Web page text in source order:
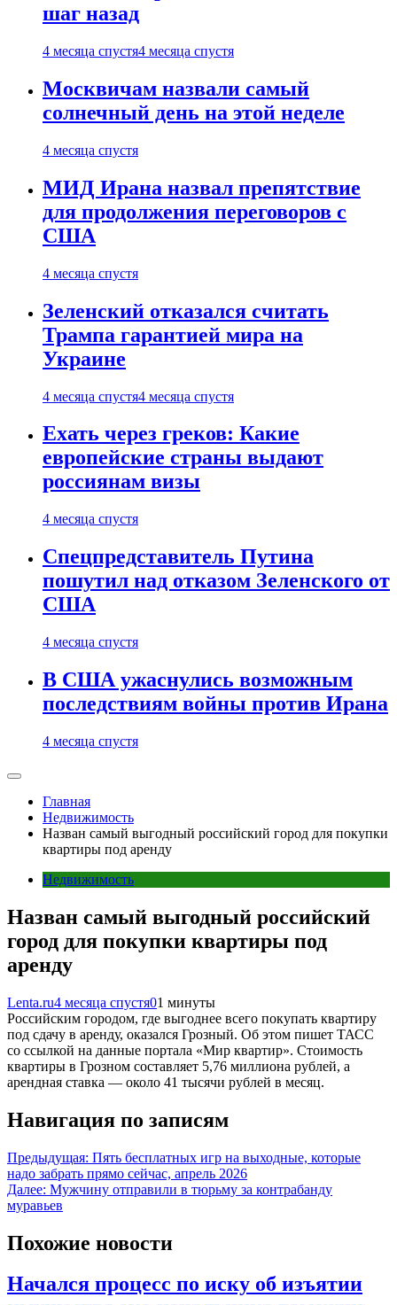
шаг назад
4 месяца спустя4 месяца спустя
Москвичам назвали самый
солнечный день на этой неделе
4 месяца спустя
МИД Ирана назвал препятствие
для продолжения переговоров с
США
4 месяца спустя
Зеленский отказался считать
Трампа гарантией мира на
Украине
4 месяца спустя4 месяца спустя
Ехать через греков: Какие
европейские страны выдают
россиянам визы
4 месяца спустя
Спецпредставитель Путина
пошутил над отказом Зеленского от
США
4 месяца спустя
В США ужаснулись возможным
последствиям войны против Ирана
4 месяца спустя
Главная
Недвижимость
Назван самый выгодный российский город для покупки
квартиры под аренду
Недвижимость
Назван самый выгодный российский
город для покупки квартиры под
аренду
Lenta.ru4 месяца спустя01 минуты
Российским городом, где выгоднее всего покупать квартиру
под сдачу в аренду, оказался Грозный. Об этом пишет ТАСС
со ссылкой на данные портала «Мир квартир». Стоимость
квартиры в Грозном составляет 5,76 миллиона рублей, а
арендная ставка — около 41 тысячи рублей в месяц.
Навигация по записям
Предыдущая: Пять бесплатных игр на выходные, которые
надо забрать прямо сейчас, апрель 2026
Далее: Мужчину отправили в тюрьму за контрабанду
муравьев
Похожие новости
Начался процесс по иску об изъятии